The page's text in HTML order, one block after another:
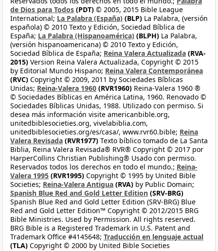
de Dios para Todos (PDT) © 2005, 2015 Bible League
International; La Palabra (España) (BLP) La Palabra, (versión
española) © 2010 Texto y Edición, Sociedad Bíblica de
España; La Palabra (Hispanoamérica) (BLPH) La Palabra,
(versión hispanoamericana) © 2010 Texto y Edición,
Sociedad Bíblica de España; Reina Valera Actualizada (RVA-
2015) Version Reina Valera Actualizada, Copyright © 2015
by Editorial Mundo Hispano; Reina Valera Contemporánea
(RVC) Copyright © 2009, 2011 by Sociedades Bíblicas
Unidas; Reina-Valera 1960 (RVR1960) Reina-Valera 1960 ®
© Sociedades Bíblicas en América Latina, 1960. Renovado ©
Sociedades Bíblicas Unidas, 1988. Utilizado con permiso. Si
desea más información visite americanbible.org,
unitedbiblesocieties.org, vivelabiblia.com,
unitedbiblesocieties.org/es/casa/, www.rvr60.bible; Reina
Valera Revisada (RVR1977) Texto bíblico tomado de La Santa
Biblia, Reina Valera Revisada® RVR® Copyright © 2017 por
HarperCollins Christian Publishing® Usado con permiso.
Reservados todos los derechos en todo el mundo.; Reina-
Valera 1995 (RVR1995) Copyright © 1995 by United Bible
Societies; Reina-Valera Antigua (RVA) by Public Domain;
Spanish Blue Red and Gold Letter Edition (SRV-BRG)
Spanish Blue Red and Gold Letter Edition (SRV-BRG) Blue
Red and Gold Letter Edition™ Copyright © 2012/2015 BRG
Bible Ministries. Used by Permission. All rights reserved.
BRG Bible is a Registered Trademark in U.S. Patent and
Trademark Office #4145648; Traducción en lenguaje actual
(TLA) Copyright © 2000 by United Bible Societies